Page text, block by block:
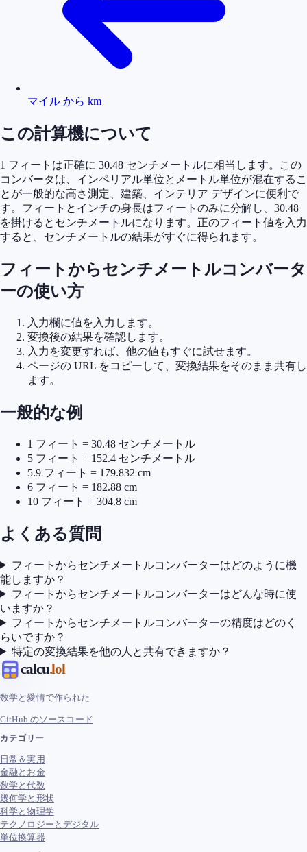
マイル から km
この計算機について
1 フィートは正確に 30.48 センチメートルに相当します。この
コンバータは、インペリアル単位とメートル単位が混在するこ
とが一般的な高さ測定、建築、インテリア デザインに便利で
す。フィートとインチの身長はフィートのみに分解し、30.48
を掛けるとセンチメートルになります。正のフィート値を入力
すると、センチメートルの結果がすぐに得られます。
フィートからセンチメートルコンバータ
ーの使い方
入力欄に値を入力します。
変換後の結果を確認します。
入力を変更すれば、他の値もすぐに試せます。
ページの URL をコピーして、変換結果をそのまま共有し
ます。
一般的な例
1 フィート = 30.48 センチメートル
5 フィート = 152.4 センチメートル
5.9 フィート = 179.832 cm
6 フィート = 182.88 cm
10 フィート = 304.8 cm
よくある質問
フィートからセンチメートルコンバーターはどのように機
能しますか？
フィートからセンチメートルコンバーターはどんな時に使
いますか？
フィートからセンチメートルコンバーターの精度はどのく
らいですか？
特定の変換結果を他の人と共有できますか？
calcu.lol
数学と愛情で作られた
GitHub のソースコード
カテゴリー
日常＆実用
金融とお金
数学と代数
幾何学と形状
科学と物理学
テクノロジーとデジタル
単位換算器